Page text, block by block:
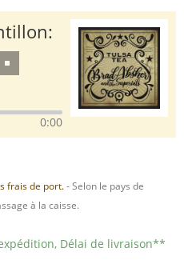
0:00
frais de port.- Selon le pays de
à la caisse.
Délai de livraison**